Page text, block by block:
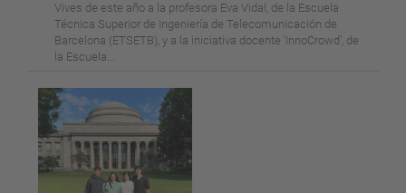
Vives de este año a la profesora Eva Vidal, de la Escuela
Técnica Superior de Ingeniería de Telecomunicación de
Barcelona (ETSETB), y a la iniciativa docente 'InnoCrowd', de
la Escuela...